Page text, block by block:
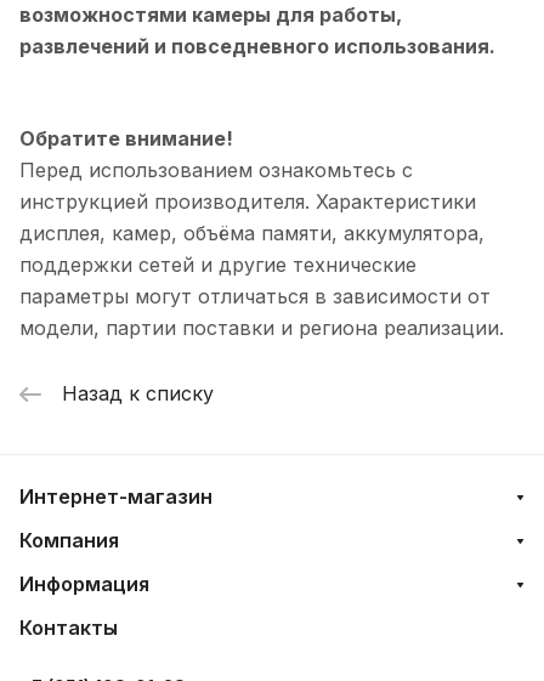
возможностями камеры для работы,
развлечений и повседневного использования.
Обратите внимание!
Перед использованием ознакомьтесь с
инструкцией производителя. Характеристики
дисплея, камер, объёма памяти, аккумулятора,
поддержки сетей и другие технические
параметры могут отличаться в зависимости от
модели, партии поставки и региона реализации.
Назад к списку
Интернет-магазин
Компания
Информация
Контакты